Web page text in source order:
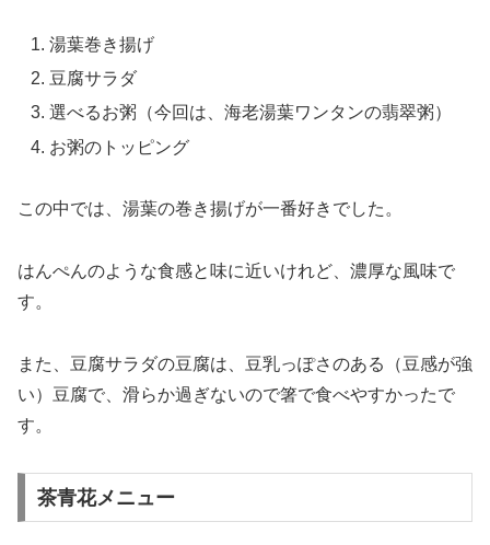
湯葉巻き揚げ
豆腐サラダ
選べるお粥（今回は、海老湯葉ワンタンの翡翠粥）
お粥のトッピング
この中では、湯葉の巻き揚げが一番好きでした。
はんぺんのような食感と味に近いけれど、濃厚な風味で
す。
また、豆腐サラダの豆腐は、豆乳っぽさのある（豆感が強
い）豆腐で、滑らか過ぎないので箸で食べやすかったで
す。
茶青花メニュー